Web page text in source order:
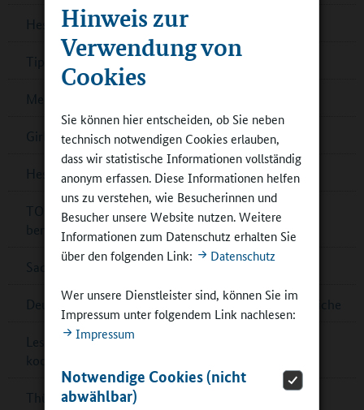
Hinweis zur
Verwendung von
Cookies
Sie können hier entscheiden, ob Sie neben
technisch notwendigen Cookies erlauben,
dass wir statistische Informationen vollständig
anonym erfassen. Diese Informationen helfen
uns zu verstehen, wie Besucherinnen und
Besucher unsere Website nutzen. Weitere
Informationen zum Datenschutz erhalten Sie
über den folgenden Link:
Datenschutz
Wer unsere Dienstleister sind, können Sie im
Impressum unter folgendem Link nachlesen:
Impressum
Notwendige Cookies (nicht
abwählbar)
Hessen: Förderung für Zirkusprojekte
Tipps: Filmbildung in der Ganztagsschule
Mecklenburg-Vorpommern: „Theater in Sicht“
Girls’Day und Boys’Day mit Teilnehmendenrekord
Hessen: IHK-Schulpreis für sieben Schulen
TOP-20-Schulen für Deutschen Schulpreis 2024
benannt
Sachsen-Anhalt: Außerschulische Lernorte
Deutsche Sportjugend: Online-Umfrage für Jugendliche
Lesetipp: Raum- und Flächengestaltung im
kooperativen Ganztag
Thüringen: Preis für Schulbibliotheken – jetzt noch